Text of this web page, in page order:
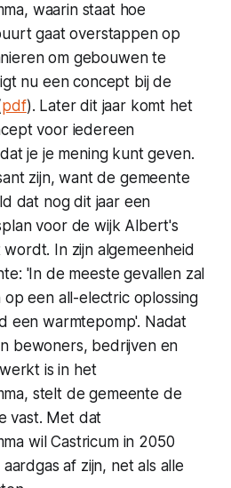
waarin staat hoe
gaat overstappen op
om gebouwen te
nu een concept bij de
pdf). Later dit jaar komt het
voor iedereen
je je mening kunt geven.
zijn, want de gemeente
dat nog dit jaar een
voor de wijk Albert's
wordt. In zijn algemeenheid
'In de meeste gevallen zal
een all-electric oplossing
een warmtepomp'. Nadat
bewoners, bedrijven en
is in het
stelt de gemeente de
vast. Met dat
wil Castricum in 2050
af zijn, net als alle